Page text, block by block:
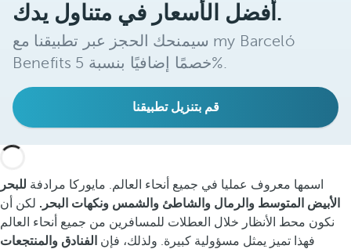
أفضل الأسعار في متناول يدك.
سيمنحك الحجز عبر تطبيقنا مع my Barceló
Benefits خصمًا إضافيًا بنسبة 5%.
قم بتنزيل تطبيقنا
اسمها معروف عمليا في جميع أنحاء العالم. مايوركا مرادفة للبحر
الأبيض المتوسط والرمال والشاطئ والشمس ونكهات البحر. لكن أن
نكون محط الأنظار خلال العطلات للمسافرين من جميع أنحاء العالم
فهذا تميز يمثل مسؤولية كبيرة. ولذلك، فإن الفنادق والمنتجعات